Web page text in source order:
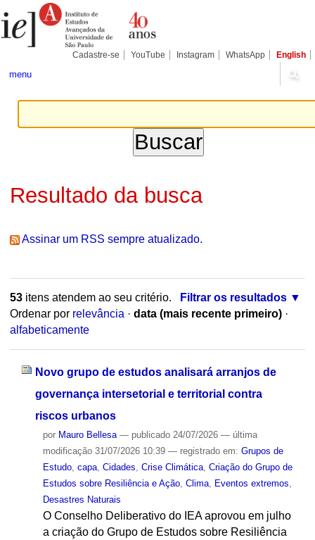
para
conteúdo.
Pessoais
Cadastre-se YouTube Instagram WhatsApp English
menu
Resultado da busca
Assinar um RSS sempre atualizado.
53itens atendem ao seu critério.
Filtrar os resultados
Ordenar por relevância · data (mais recente primeiro) ·
alfabeticamente
Novo grupo de estudos analisará arranjos de
governança intersetorial e territorial contra
riscos urbanos
por Mauro Bellesa — publicado24/07/2026 — última
modificação31/07/2026 10:39 — registrado em: Grupos de
Estudo, capa, Cidades Crise Climática, Criação do Grupo de
Estudos sobre Resiliência e Ação, Clima, Eventos extremos
Desastres Naturais
O Conselho Deliberativo do IEA aprovou em julho
a criação do Grupo de Estudos sobre Resiliência